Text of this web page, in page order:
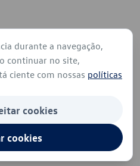
durante a navegação,
continuar no site,
ciente com nossas políticas
cookies
cookies